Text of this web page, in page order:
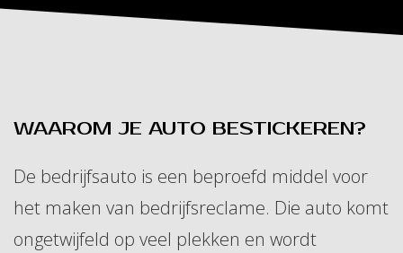
WAAROM JE AUTO BESTICKEREN?
De bedrijfsauto is een beproefd middel voor
het maken van bedrijfsreclame. Die auto komt
ongetwijfeld op veel plekken en wordt